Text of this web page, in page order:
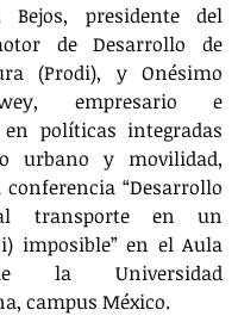
Bejos, presidente del
de Desarrollo de
(Prodi), y Onésimo
empresario e
en políticas integradas
urbano y movilidad,
“Desarrollo
transporte en un
imposible” en el Aula
la Universidad
campus México.